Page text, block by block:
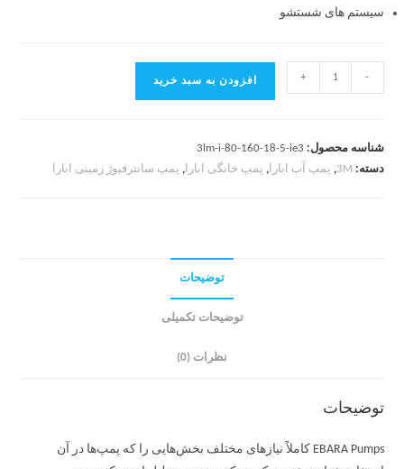
سیستم های شستشو
-
+ افزودن به سبد خرید
شناسه محصول: 3lm-i-80-160-18-5-ie3
دسته: 3M
, پمپ آب ابارا, پمپ خانگی ابارا, پمپ سانترفیوژ زمینی ابارا
توضیحات
توضیحات تکمیلی
نظرات (0)
توضیحات
EBARA Pumps کاملاً نیازهای مختلف بخش‌هایی را که پمپ‌ها در آن